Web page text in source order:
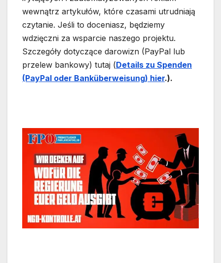
wewnątrz artykułów, które czasami utrudniają
czytanie. Jeśli to doceniasz, będziemy
wdzięczni za wsparcie naszego projektu.
Szczegóły dotyczące darowizn (PayPal lub
przelew bankowy) tutaj (Details zu Spenden
(PayPal oder Banküberweisung) hier.).